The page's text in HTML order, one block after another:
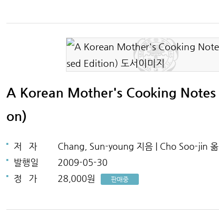
A Korean Mother's Cooking Notes
on)
저 자
Chang, Sun-young 지음 | Cho Soo-jin
발행일
2009-05-30
정
가 28,000원 판매중